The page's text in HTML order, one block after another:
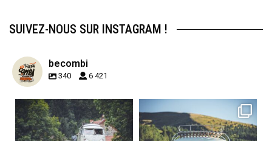
SUIVEZ-NOUS SUR INSTAGRAM !
becombi
340 6 421
becombi